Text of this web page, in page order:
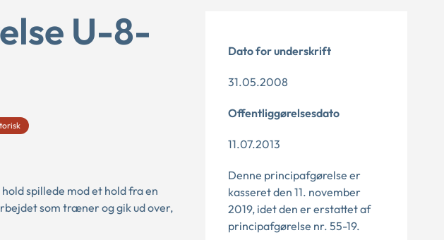
U-8-
spillede mod et hold fra en
som træner og gik ud over,
Dato for underskrift
31.05.2008
Offentliggørelsesdato
11.07.2013
Denne principafgørelse er
kasseret den 11. november
2019, idet den er erstattet af
principafgørelse nr. 55-19.